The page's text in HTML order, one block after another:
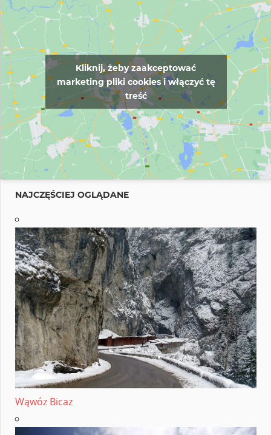
Kliknij, żeby zaakceptować
marketing pliki cookies i włączyć tę
treść
NAJCZĘŚCIEJ OGLĄDANE
Wąwóz Bicaz